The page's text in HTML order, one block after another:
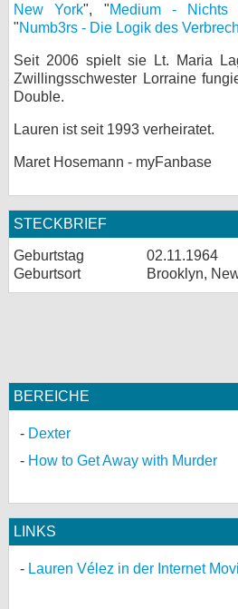
New York", "Medium - Nichts
"Numb3rs - Die Logik des
Seit 2006 spielt sie Lt. Maria
Zwillingsschwester Lorraine
Double.
Lauren ist seit 1993 verheiratet.
Maret Hosemann - myFanbase
STECKBRIEF
Geburtstag
02.11.1964
Geburtsort
Brooklyn,
BEREICHE
Dexter
How to Get Away with Murder
LINKS
Lauren Vélez in der Internet